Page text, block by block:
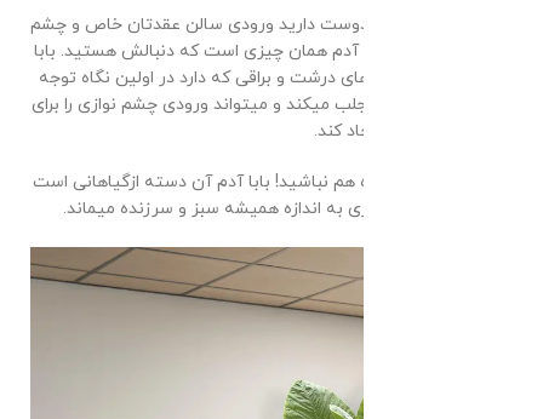
اگر دوست دارید ورودی سالن عقدتان خاص و چشم
گیر باشد گیاه بابا آدم همان چیزی است که دنبالش هستید. بابا
آدم به دلیل برگ های درشت و براقی که دارد در اولین نگاه توجه
همه را به خودش جلب میکند و میتواند ورودی چشم نوازی را برای
سالن عقد شما ایجاد کند.
نگران نگهداری از گیاه هم نباشید! بابا آدم آن دسته ازگیاهانی است
که با نورملایم و آبیاری به اندازه همیشه سبز و سرزنده میماند.